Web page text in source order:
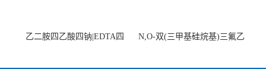
乙二胺四乙酸四钠|EDTA四
N,O-双(三甲基硅烷基)三氟乙